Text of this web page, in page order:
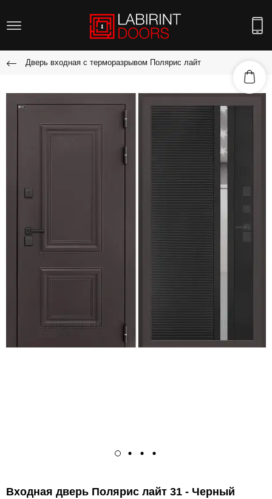
Дверь входная с терморазрывом Полярис лайт
Входная дверь Полярис лайт 31 - Черный